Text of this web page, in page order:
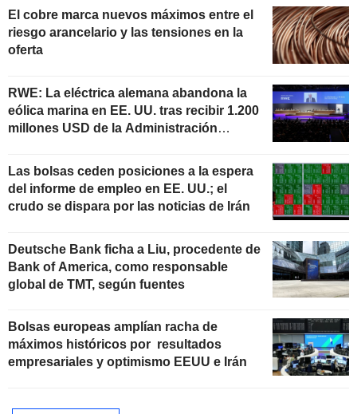
El cobre marca nuevos máximos entre el
riesgo arancelario y las tensiones en la
oferta
RWE: La eléctrica alemana abandona la
eólica marina en EE. UU. tras recibir 1.200
millones USD de la Administración
Las bolsas ceden posiciones a la espera
del informe de empleo en EE. UU.; el
crudo se dispara por las noticias de Irán
Deutsche Bank ficha a Liu, procedente de
Bank of America, como responsable
global de TMT, según fuentes
Bolsas europeas amplían racha de
máximos históricos por resultados
empresariales y optimismo EEUU e Irán